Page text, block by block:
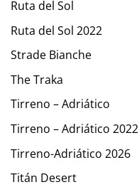
Ruta del Sol
Ruta del Sol 2022
Strade Bianche
The Traka
Tirreno – Adriático
Tirreno – Adriático 2022
Tirreno-Adriático 2026
Titán Desert